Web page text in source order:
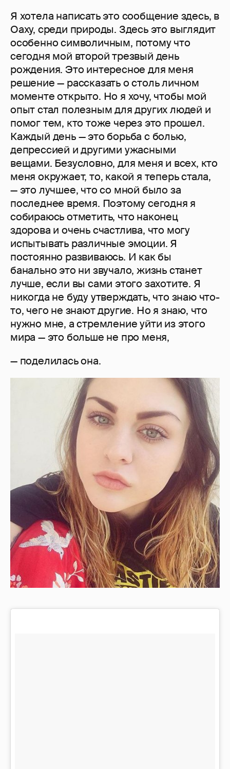
Я хотела написать это сообщение здесь, в
Оаху, среди природы. Здесь это выглядит
особенно символичным, потому что
сегодня мой второй трезвый день
рождения. Это интересное для меня
решение — рассказать о столь личном
моменте открыто. Но я хочу, чтобы мой
опыт стал полезным для других людей и
помог тем, кто тоже через это прошел.
Каждый день — это борьба с болью,
депрессией и другими ужасными
вещами. Безусловно, для меня и всех, кто
меня окружает, то, какой я теперь стала,
— это лучшее, что со мной было за
последнее время. Поэтому сегодня я
собираюсь отметить, что наконец
здорова и очень счастлива, что могу
испытывать различные эмоции. Я
постоянно развиваюсь. И как бы
банально это ни звучало, жизнь станет
лучше, если вы сами этого захотите. Я
никогда не буду утверждать, что знаю что-
то, чего не знают другие. Но я знаю, что
нужно мне, а стремление уйти из этого
мира — это больше не про меня,
— поделилась она.